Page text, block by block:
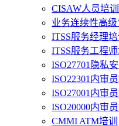
CISAW人员培训
业务连续性高
ITSS服务经理培
ITSS服务工程师
ISO27701隐私安
ISO22301内审员
ISO27001内审员
ISO20000内审员
CMMI ATM培训